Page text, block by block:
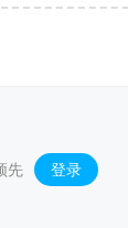
先 登录 。